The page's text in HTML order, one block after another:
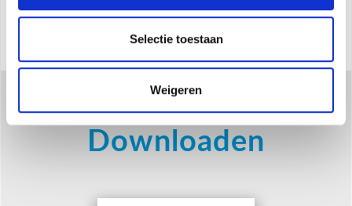
Selectie toestaan
Weigeren
MEER INFORMATIE
Downloaden